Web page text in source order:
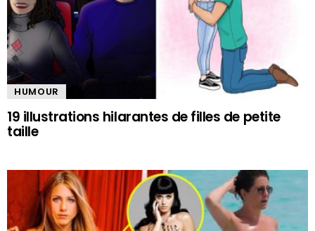
HUMOUR
19 illustrations hilarantes de filles de petite
taille